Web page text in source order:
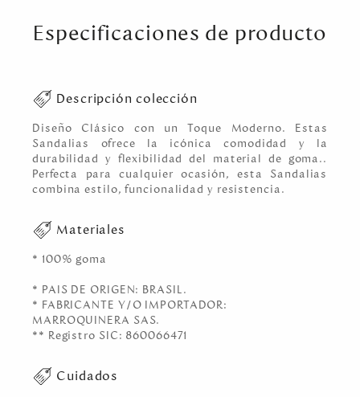
Especificaciones de producto
Descripción colección
Diseño Clásico con un Toque Moderno. Estas
Sandalias ofrece la icónica comodidad y la
durabilidad y flexibilidad del material de goma..
Perfecta para cualquier ocasión, esta Sandalias
combina estilo, funcionalidad y resistencia.
Materiales
* 100% goma
* PAIS DE ORIGEN: BRASIL.
* FABRICANTE Y/O IMPORTADOR:
MARROQUINERA SAS.
** Registro SIC: 860066471
Cuidados